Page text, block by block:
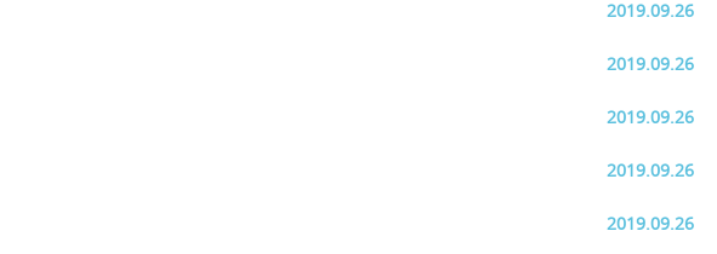
2019.09.26
2019.09.26
2019.09.26
2019.09.26
2019.09.26